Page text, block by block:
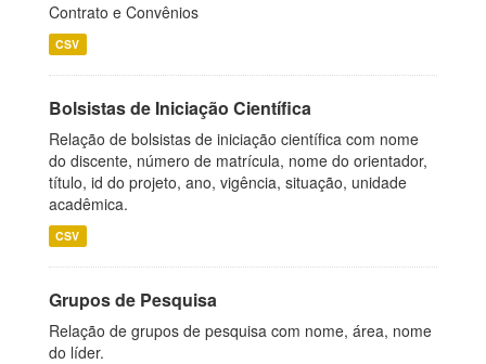
Contrato e Convênios
CSV
Bolsistas de Iniciação Científica
Relação de bolsistas de iniciação científica com nome
do discente, número de matrícula, nome do orientador,
título, id do projeto, ano, vigência, situação, unidade
acadêmica.
CSV
Grupos de Pesquisa
Relação de grupos de pesquisa com nome, área, nome
do líder.